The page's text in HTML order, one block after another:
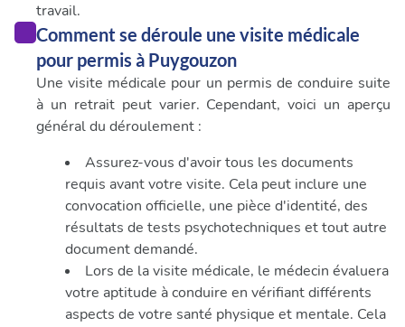
travail.
Comment se déroule une visite médicale
pour permis à Puygouzon
Une visite médicale pour un permis de conduire suite
à un retrait peut varier. Cependant, voici un aperçu
général du déroulement :
Assurez-vous d'avoir tous les documents
requis avant votre visite. Cela peut inclure une
convocation officielle, une pièce d'identité, des
résultats de tests psychotechniques et tout autre
document demandé.
Lors de la visite médicale, le médecin évaluera
votre aptitude à conduire en vérifiant différents
aspects de votre santé physique et mentale. Cela